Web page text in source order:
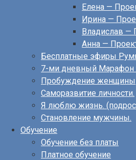
Елена —
Ирина —
Владислав —
Анна —
Бесплатные эфиры
7-ми дневный Марафон
Пробуждение женщины
Саморазвитие личности.
Я люблю жизнь.
Становление мужчины.
Обучение
Обучение без платы
Платное обучение